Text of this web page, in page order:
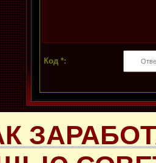
Код *: